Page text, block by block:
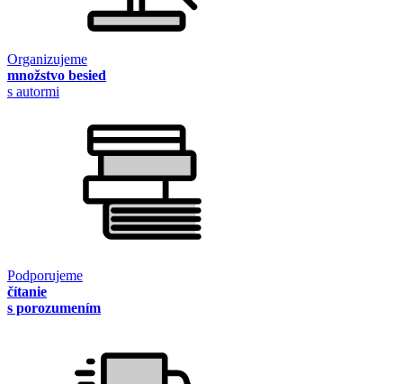
Organizujeme
množstvo besied
s autormi
Podporujeme
čítanie
s porozumením